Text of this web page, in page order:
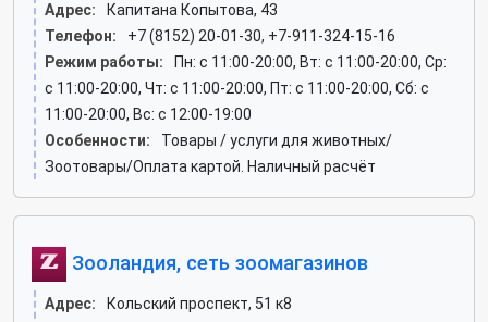
Адрес:
Капитана Копытова, 43
Телефон:
+7 (8152) 20-01-30, +7-911-324-15-16
Режим работы:
Пн: c 11:00-20:00, Вт: c 11:00-20:00, Ср:
c 11:00-20:00, Чт: c 11:00-20:00, Пт: c 11:00-20:00, Сб: c
11:00-20:00, Вс: c 12:00-19:00
Особенности:
Товары / услуги для животных/
Зоотовары/Оплата картой. Наличный расчёт
Зооландия, сеть зоомагазинов
Адрес:
Кольский проспект, 51 к8